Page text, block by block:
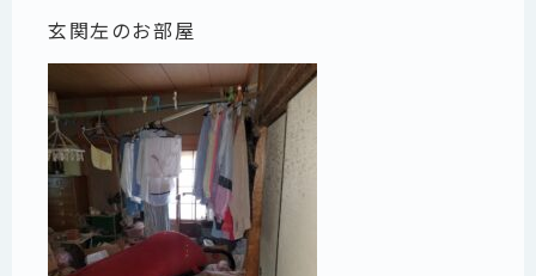
玄関左のお部屋